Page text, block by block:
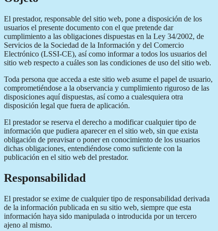
El prestador, responsable del sitio web, pone a disposición de los
usuarios el presente documento con el que pretende dar
cumplimiento a las obligaciones dispuestas en la Ley 34/2002, de
Servicios de la Sociedad de la Información y del Comercio
Electrónico (LSSI-CE), así como informar a todos los usuarios del
sitio web respecto a cuáles son las condiciones de uso del sitio web.
Toda persona que acceda a este sitio web asume el papel de usuario,
comprometiéndose a la observancia y cumplimiento riguroso de las
disposiciones aquí dispuestas, así como a cualesquiera otra
disposición legal que fuera de aplicación.
El prestador se reserva el derecho a modificar cualquier tipo de
información que pudiera aparecer en el sitio web, sin que exista
obligación de preavisar o poner en conocimiento de los usuarios
dichas obligaciones, entendiéndose como suficiente con la
publicación en el sitio web del prestador.
Responsabilidad
El prestador se exime de cualquier tipo de responsabilidad derivada
de la información publicada en su sitio web, siempre que esta
información haya sido manipulada o introducida por un tercero
ajeno al mismo.